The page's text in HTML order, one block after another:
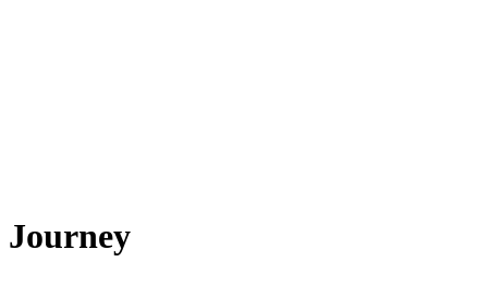
Journey